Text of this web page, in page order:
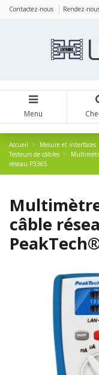
Contactez-nous Rendez-
Menu
Accueil Mesure et interfaces
Testeurs de câbles
réseau P3365
câble
Panneau de gestion des